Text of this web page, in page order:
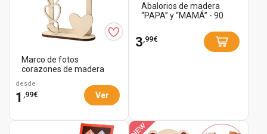
Marco de fotos
corazones de madera
desde
1 ,99€ Ver
Abalorios de madera
“PAPA” y “MAMÁ” - 90
3 ,99€